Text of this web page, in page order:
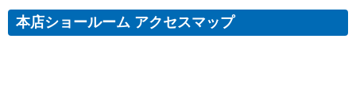
本店ショールーム アクセスマップ